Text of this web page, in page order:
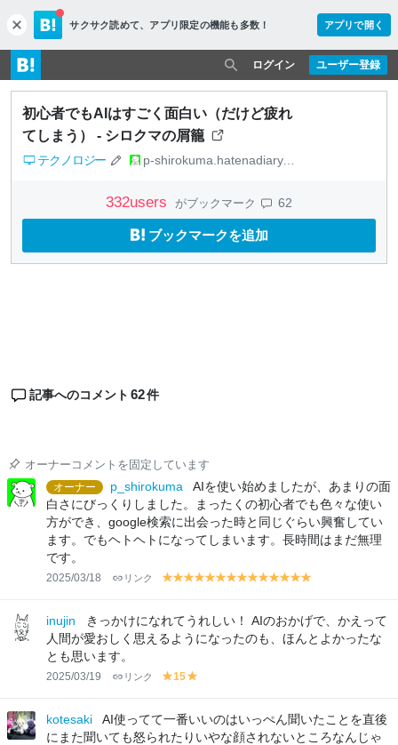
c
l
o
s
e
サクサク読めて、 アプリ限定の機能も多数！ アプリで開く
ユーザー登録
ログイン
初心者でもAIはすごく面白い（だけど疲れ
てしまう） - シロクマの屑籠
テクノロジー p-shirokuma.hatenadiary.com
332users がブックマーク 62
ブックマークを追加
記事へのコメント 62件
オーナーコメントを固定しています
オーナー
p_shirokuma
AIを使い始めましたが、あまりの面
白さにびっくりしました。まったくの初心者でも色々な使い
方ができ、google検索に出会った時と同じぐらい興奮してい
ます。でもヘトヘトになってしまいます。長時間はまだ無理
です。
2025/03/18 リンク
y
lo
w
y
lo
w
y
lo
w
y
lo
w
y
lo
w
y
lo
w
y
lo
w
y
lo
w
y
lo
w
y
lo
w
y
lo
y
lo
w
y
lo
w
lo
w
inujin
きっかけになれてうれしい！ AIのおかげで、かえって
人間が愛おしく思えるようになったのも、ほんとよかったな
とも思います。
2025/03/19 リンク
y
w
15
lo
w
kotesaki
AI使ってて一番いいのはいっぺん聞いたことを直後
にまた聞いても怒られたりいやな顔されないところなんじゃ